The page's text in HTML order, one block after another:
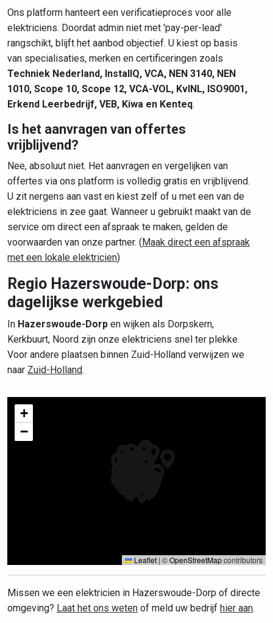
Ons platform hanteert een verificatieproces voor alle
elektriciens. Doordat admin niet met 'pay-per-lead'
rangschikt, blijft het aanbod objectief. U kiest op basis
van specialisaties, merken en certificeringen zoals
Techniek Nederland, InstallQ, VCA, NEN 3140, NEN
1010, Scope 10, Scope 12, VCA-VOL, KvINL, ISO9001,
Erkend Leerbedrijf, VEB, Kiwa en Kenteq.
Is het aanvragen van offertes
vrijblijvend?
Nee, absoluut niet. Het aanvragen en vergelijken van
offertes via ons platform is volledig gratis en vrijblijvend.
U zit nergens aan vast en kiest zelf of u met een van de
elektriciens in zee gaat. Wanneer u gebruikt maakt van de
service om direct een afspraak te maken, gelden de
voorwaarden van onze partner. (Maak direct een afspraak
met een lokale elektricien)
Regio Hazerswoude-Dorp: ons
dagelijkse werkgebied
In Hazerswoude-Dorp en wijken als Dorpskern,
Kerkbuurt, Noord zijn onze elektriciens snel ter plekke.
Voor andere plaatsen binnen Zuid-Holland verwijzen we
naar Zuid-Holland.
+
−
Leaflet | ©OpenStreetMapcontributors
Missen we een elektricien in Hazerswoude-Dorp of directe
omgeving? Laat het ons weten of meld uw bedrijf hier aan.